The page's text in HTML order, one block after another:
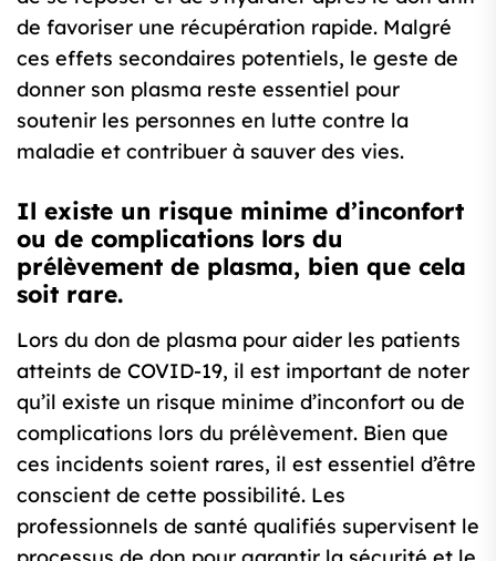
de favoriser une récupération rapide. Malgré
ces effets secondaires potentiels, le geste de
donner son plasma reste essentiel pour
soutenir les personnes en lutte contre la
maladie et contribuer à sauver des vies.
Il existe un risque minime d’inconfort
ou de complications lors du
prélèvement de plasma, bien que cela
soit rare.
Lors du don de plasma pour aider les patients
atteints de COVID-19, il est important de noter
qu’il existe un risque minime d’inconfort ou de
complications lors du prélèvement. Bien que
ces incidents soient rares, il est essentiel d’être
conscient de cette possibilité. Les
professionnels de santé qualifiés supervisent le